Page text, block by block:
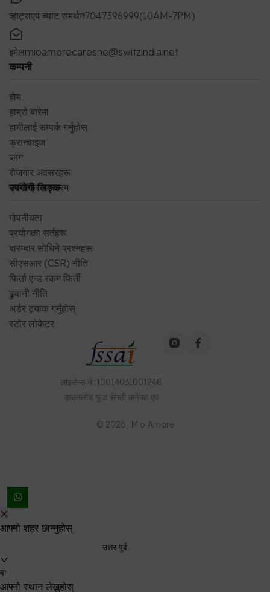
व्हाट्सएप च्याट समर्थन7047396999(10AM-7PM)
इमेलmioamorecaresne@switzindia.net
कम्पनी
होम
हाम्रो बारेमा
हामीलाई सम्पर्क गर्नुहोस्
फ्रान्चाइज
ब्लग
रोजगार अवसरहरू
प्रतिक्रिया फारम
उपयोगी लिङ्क
गोपनीयता
प्रयोगका सर्तहरू
बारम्बार सोधिने प्रश्नहरू
सीएसआर (CSR) नीति
फिर्ता एन्ड रकम फिर्ती
ढुवानी नीति
अर्डर ट्र्याक गर्नुहोस्
स्टोर लोकेटर
लाइसेन्स नं :10014031001248
डाउनलोड फूड सेफ्टी कनेक्ट एप
© 2026 , Mio Amore
आफ्नो शहर छान्नुहोस्
उत्तर पूर्व
वा
आफ्नो स्थान लेख्नुहोस्